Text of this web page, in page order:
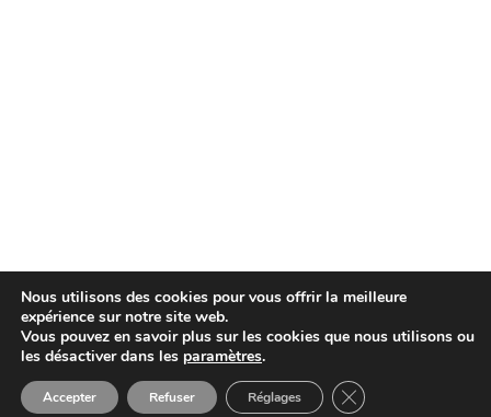
Nous utilisons des cookies pour vous offrir la meilleure
expérience sur notre site web.
Vous pouvez en savoir plus sur les cookies que nous utilisons ou
les désactiver dans les paramètres.
Accepter Refuser Réglages Close GDPR Cookie